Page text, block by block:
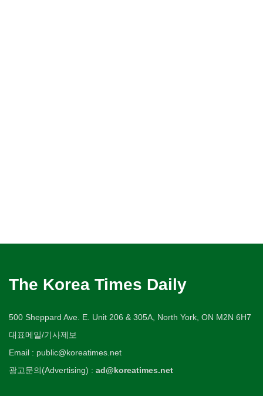
The Korea Times Daily
500 Sheppard Ave. E. Unit 206 & 305A, North York, ON M2N 6H7
대표메일/기사제보
Email : public@koreatimes.net
광고문의(Advertising) : ad@koreatimes.net